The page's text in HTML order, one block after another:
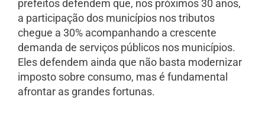
prefeitos defendem que, nos próximos 30 anos,
a participação dos municípios nos tributos
chegue a 30% acompanhando a crescente
demanda de serviços públicos nos municípios.
Eles defendem ainda que não basta modernizar
imposto sobre consumo, mas é fundamental
afrontar as grandes fortunas.